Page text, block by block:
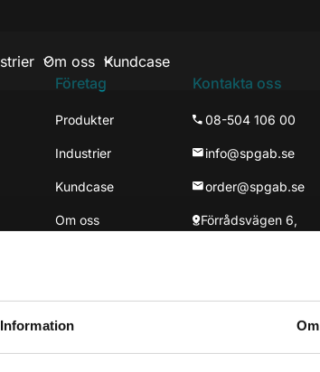
Information Om
Om oss Kundcase
Företag
Produkter
Industrier
Kundcase
Om oss
Kontakta oss
08-504 106 00
info@spgab.se
order@spgab.se
Förrådsvägen 6,